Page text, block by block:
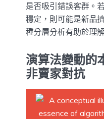
是否吸引錯誤客群。
穩定，則可能是新品
種分層分析有助於理
演算法變動的
非賣家對抗